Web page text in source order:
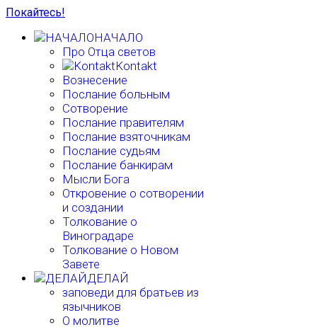
Покайтесь!
НАЧАЛО
Про Отца светов
Kontakt
Вознесение
Послание больным
Сотворение
Послание правителям
Послание взяточникам
Послание судьям
Послание банкирам
Мысли Бога
Откровение о сотворении
и создании
Толкование о
Виноградаре
Толкование о Новом
Завете
ДЕЛАЙ
заповеди для братьев из
язычников
О молитве